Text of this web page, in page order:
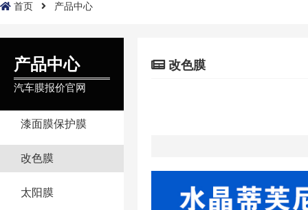
首页 产品中心
产品中心
汽车膜报价官网
漆面膜保护膜
改色膜
太阳膜
改色膜